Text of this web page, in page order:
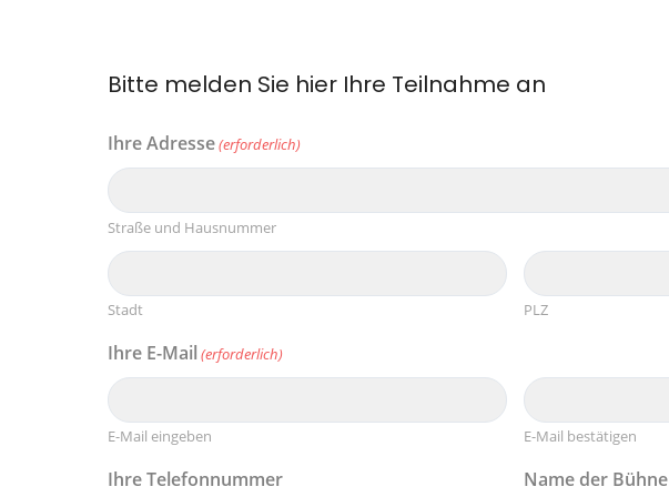
Bitte melden Sie hier Ihre Teilnahme an
Ihre Adresse(erforderlich)
Straße und Hausnummer
Stadt PLZ
Ihre E-Mail (erforderlich)
E-Mail eingeben E-Mail bestätigen
Ihre Telefonnummer Name der Bühne